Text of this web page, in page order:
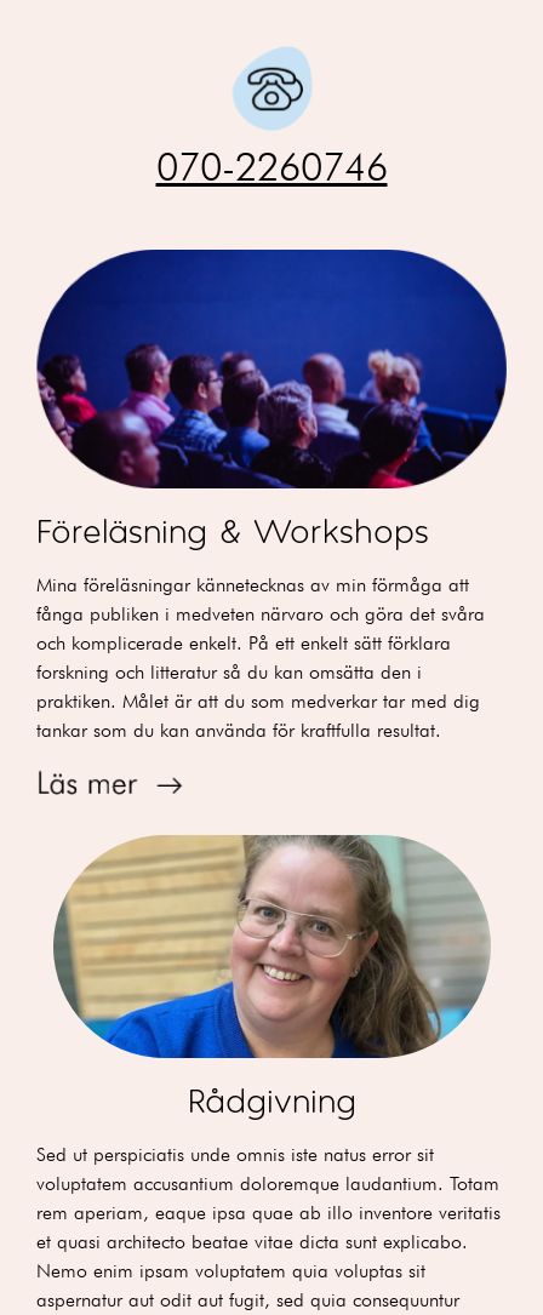
070-2260746
Föreläsning & Workshops
Mina föreläsningar kännetecknas av min förmåga att
fånga publiken i medveten närvaro och göra det svåra
och komplicerade enkelt. På ett enkelt sätt förklara
forskning och litteratur så du kan omsätta den i
praktiken. Målet är att du som medverkar tar med dig
tankar som du kan använda för kraftfulla resultat.
Rådgivning
Sed ut perspiciatis unde omnis iste natus error sit
voluptatem accusantium doloremque laudantium. Totam
rem aperiam, eaque ipsa quae ab illo inventore veritatis
et quasi architecto beatae vitae dicta sunt explicabo.
Nemo enim ipsam voluptatem quia voluptas sit
aspernatur aut odit aut fugit, sed quia consequuntur